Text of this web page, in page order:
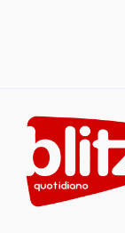
content